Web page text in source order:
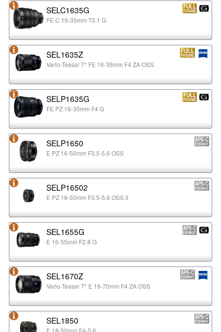
SELC1635G
FE C 16-35mm T3.1 G
SEL1635Z
Vario-Tessar T* FE 16-35mm F4 ZA OSS
SELP1635G
FE PZ 16-35mm F4 G
SELP1650
E PZ 16-50mm F3.5-5.6 OSS
SELP16502
E PZ 16-50mm F3.5-5.6 OSS II
SEL1655G
E 16-55mm F2.8 G
SEL1670Z
Vario-Tessar T* E 16-70mm F4 ZA OSS
SEL1850
E 18-50mm F4-5.6